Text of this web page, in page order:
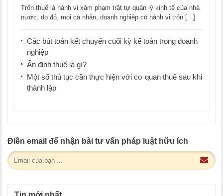
Trốn thuế là hành vi xâm phạm trật tự quản lý kinh tế của nhà
nước, do đó, mọi cá nhân, doanh nghiệp có hành vi trốn [...]
Các bút toán kết chuyển cuối kỳ kế toán trong doanh
nghiệp
Ấn định thuế là gì?
Một số thủ tục cần thực hiện với cơ quan thuế sau khi
thành lập
Điền email để nhận bài tư vấn pháp luật hữu ích